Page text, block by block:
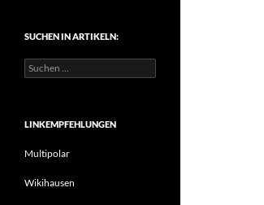
g
SUCHEN IN ARTIKELN:
S
u
e
n
c
LINKEMPFEHLUNGEN
Multipolar
Wikihausen